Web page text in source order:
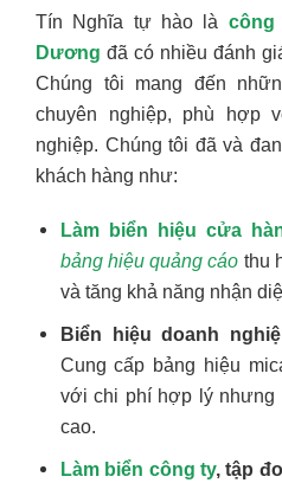
Tín Nghĩa tự hào là công
Dương đã có nhiều đánh
Chúng tôi mang đến
chuyên nghiệp, phù hợp
nghiệp. Chúng tôi đã và
khách hàng như:
Làm biển hiệu cửa
bảng hiệu quảng cáo thu
và tăng khả năng nhận
Biển hiệu doanh
Cung cấp bảng hiệu
với chi phí hợp lý nhưng
cao.
Làm biển công ty, tập